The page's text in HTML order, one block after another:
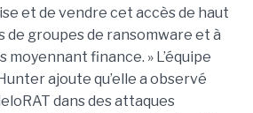
et de vendre cet accès de haut
de groupes de ransomware et à
moyennant finance. » L’équipe
ajoute qu’elle a observé
dans des attaques